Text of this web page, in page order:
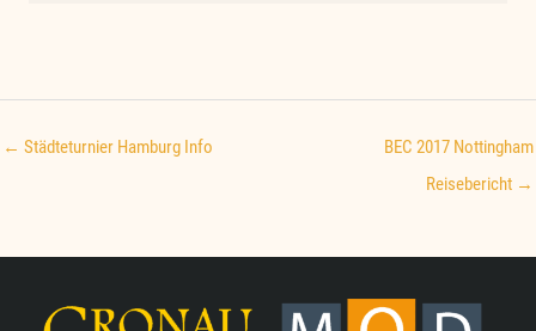
← Städteturnier Hamburg Info
BEC 2017 Nottingham
Reisebericht →